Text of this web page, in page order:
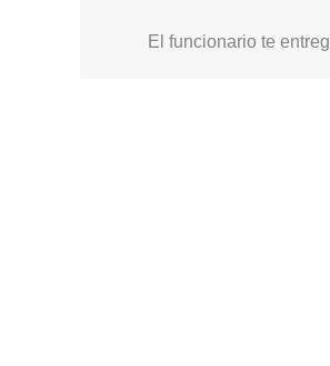
El funcionario te